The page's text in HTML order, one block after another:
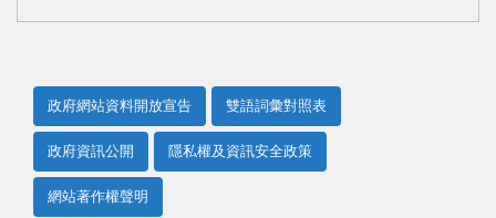
政府網站資料開放宣告 雙語詞彙對照表
政府資訊公開 隱私權及資訊安全政策
網站著作權聲明